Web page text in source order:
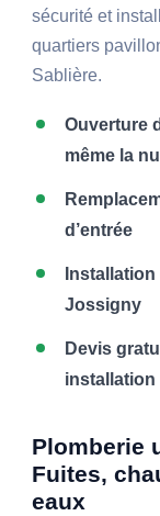
sécurité et
quartiers
Sablière.
Ouverture
même la
d’entrée
Jossigny
Devis
installation
Plomberie
Fuites,
eaux